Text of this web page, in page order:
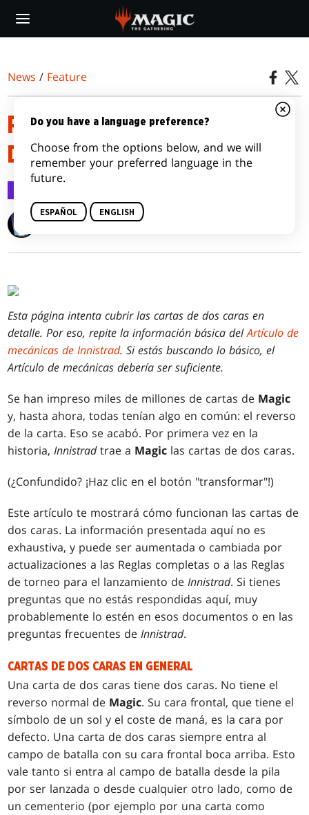
main
News / Feature
REGLAS PARA CARTAS CON
DOS CARAS
Wizards of the Coast
Esta página intenta cubrir las cartas de dos caras en
detalle. Por eso, repite la información básica delArtículo de
mecánicas de Innistrad. Si estás buscando lo básico, el
Artículo de mecánicas debería ser suficiente.
Se han impreso miles de millones de cartas de Magic
y, hasta ahora, todas tenían algo en común: el reverso
de la carta. Eso se acabó. Por primera vez en la
historia,Innistradtrae a Magic las cartas de dos caras.
(¿Confundido? ¡Haz clic en el botón "transformar"!)
Este artículo te mostrará cómo funcionan las cartas de
dos caras. La información presentada aquí no es
exhaustiva, y puede ser aumentada o cambiada por
actualizaciones a las Reglas completas o a las Reglas
de torneo para el lanzamiento deInnistrad. Si tienes
preguntas que no estás respondidas aquí, muy
probablemente lo estén en esos documentos o en las
preguntas frecuentes deInnistrad.
CARTAS DE DOS CARAS EN GENERAL
Una carta de dos caras tiene dos caras. No tiene el
reverso normal de Magic. Su cara frontal, que tiene el
símbolo de un sol y el coste de maná, es la cara por
defecto. Una carta de dos caras siempre entra al
campo de batalla con su cara frontal boca arriba. Esto
vale tanto si entra al campo de batalla desde la pila
por ser lanzada o desde cualquier otro lado, como de
un cementerio (por ejemplo por una carta como
Do you have a language preference?
Choose from the options below, and we will
remember your preferred language in the
future.
ESPAÑOL ENGLISH